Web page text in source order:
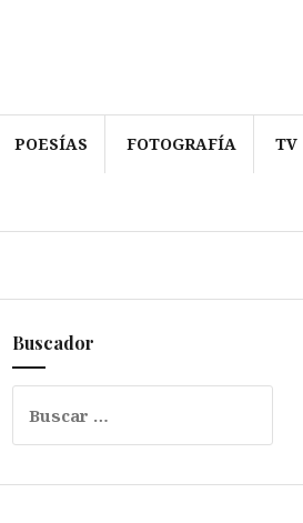
POESÍAS FOTOGRAFÍA TV
Buscador